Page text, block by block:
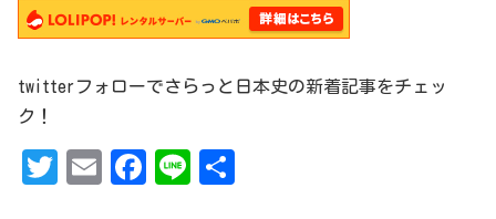
twitterフォローでさらっと日本史の新着記事をチェッ
ク！
T
Em
Fa
Li